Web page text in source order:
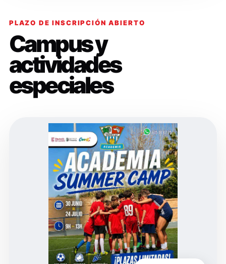
PLAZO DE INSCRIPCIÓN ABIERTO
Campus y
actividades
especiales